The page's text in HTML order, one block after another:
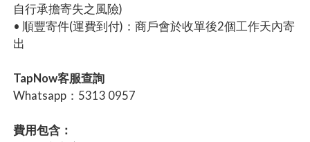
自行承擔寄失之風險)
• 順豐寄件(運費到付)：商戶會於收單後2個工作天內寄
出
TapNow客服查詢
Whatsapp：5313 0957
費用包含：